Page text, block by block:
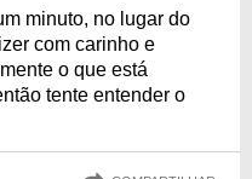
minuto, no lugar do
com carinho e
o que está
tente entender o